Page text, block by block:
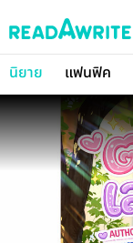
นิยาย แฟนฟิค